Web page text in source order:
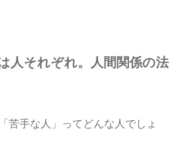
人それぞれ。人間関係の法
苦手な人」ってどんな人でしょ